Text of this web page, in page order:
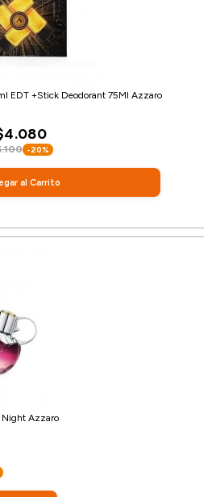
EDT +Stick Deodorant 75Ml Azzaro
-20%
al Carrito
Azzaro